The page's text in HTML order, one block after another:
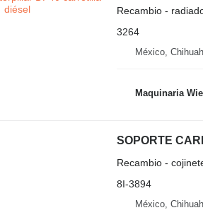
Recambio -
3264
México,
Maquinaria
Recambio -
8I-3894
México,